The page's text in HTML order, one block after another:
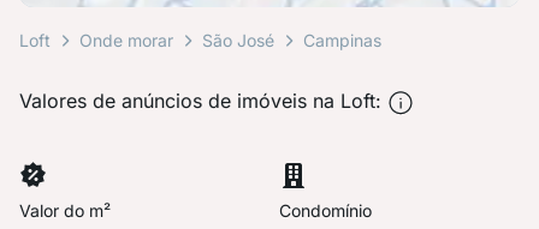
Loft Onde morar São José Campinas
Valores de anúncios de imóveis na Loft:
Valor do m²
Condomínio